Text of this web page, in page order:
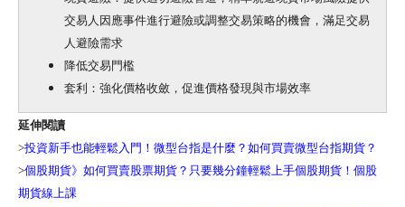
交易人因應事件進行避險或調整交易策略的機會，滿足交易
人避險需求
降低交易門檻
套利：強化價格收斂，促進價格發現與市場效率
延伸閱讀
>投資新手也能輕鬆入門！微型台指是什麼？如何買賣微型台指期貨？
>個股期貨》如何買賣股票期貨？只要幾分鐘輕鬆上手個股期貨！個股
期貨線上課